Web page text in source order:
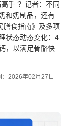
手”？记者：不同
和奶制品，还有
膳食指南》及多项
状态动态变化：4
，以满足骨骼快
：2026年02月27日